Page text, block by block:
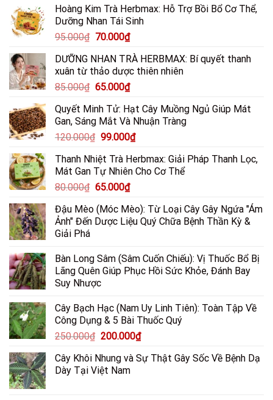
Biết
Lực
Lối
Sống
Hiện
Đại
&
Sỏi
Thận
Hiệu
Quả
Phổi,
Dạ
Từ
Đông
Cô
&
Thảo
Hoàng Kim Trà Herbmax: Hỗ Trợ Bồi Bổ Cơ Thể,
Dưỡng Nhan Tái Sinh
95.000₫ Giá
là:
95.000₫.
70.000₫Giá
tại
là:
70.000₫.
DƯỠNG NHAN TRÀ HERBMAX: Bí quyết thanh
xuân từ thảo dược thiên nhiên
85.000₫ Giá
là:
85.000₫.
65.000₫Giá
tại
là:
65.000₫.
Quyết Minh Tử: Hạt Cây Muồng Ngủ Giúp Mát
Gan, Sáng Mắt Và Nhuận Tràng
120.000₫ Giá
là:
120.000₫.
99.000₫Giá
tại
là:
Thanh Nhiệt Trà Herbmax: Giải Pháp Thanh Lọc,
Mát Gan Tự Nhiên Cho Cơ Thể
80.000₫ Giá
là:
80.000₫.
65.000₫Giá
tại
là:
Đậu Mèo (Móc Mèo): Từ Loại Cây Gây Ngứa "Ám
Ảnh" Đến Dược Liệu Quý Chữa Bệnh Thần Kỳ &
Giải Phá
Bàn Long Sâm (Sâm Cuốn Chiếu): Vị Thuốc Bổ Bị
Lãng Quên Giúp Phục Hồi Sức Khỏe, Đánh Bay
Suy Nhược
Cây Bạch Hạc (Nam Uy Linh Tiên): Toàn Tập Về
Công Dụng & 5 Bài Thuốc Quý
250.000₫ Giá
là:
250.000₫.
200.000₫Giá
tại
Cây Khôi Nhung và Sự Thật Gây Sốc Về Bệnh Dạ
Dày Tại Việt Nam